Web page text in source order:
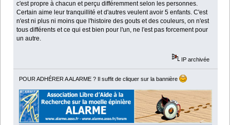
c'est propre à chacun et perçu différemment selon les personnes.
Certain aime leur tranquillité et d'autres veulent avoir 5 enfants. C'est
n'est ni plus ni moins que l'histoire des gouts et des couleurs, on n'est
tous différents et ce qui est bien pour l'un, ne l'est pas forcement pour
un autre.
IP archivée
POUR ADHÉRER A ALARME ? Il suffit de cliquer sur la bannière